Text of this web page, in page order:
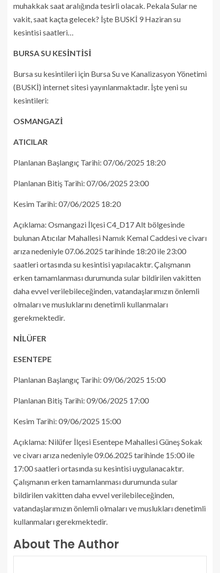
muhakkak saat aralığında tesirli olacak. Pekala Sular ne
vakit, saat kaçta gelecek? İşte BUSKİ 9 Haziran su
kesintisi saatleri…
BURSA SU KESİNTİSİ
Bursa su kesintileri için Bursa Su ve Kanalizasyon Yönetimi
(BUSKİ) internet sitesi yayınlanmaktadır. İşte yeni su
kesintileri:
OSMANGAZİ
ATICILAR
Planlanan Başlangıç Tarihi: 07/06/2025 18:20
Planlanan Bitiş Tarihi: 07/06/2025 23:00
Kesim Tarihi: 07/06/2025 18:20
Açıklama: Osmangazi İlçesi C4_D17 Alt bölgesinde
bulunan Atıcılar Mahallesi Namık Kemal Caddesi ve civarı
arıza nedeniyle 07.06.2025 tarihinde 18:20 ile 23:00
saatleri ortasında su kesintisi yapılacaktır. Çalışmanın
erken tamamlanması durumunda sular bildirilen vakitten
daha evvel verilebileceğinden, vatandaşlarımızın önlemli
olmaları ve musluklarını denetimli kullanmaları
gerekmektedir.
NİLÜFER
ESENTEPE
Planlanan Başlangıç Tarihi: 09/06/2025 15:00
Planlanan Bitiş Tarihi: 09/06/2025 17:00
Kesim Tarihi: 09/06/2025 15:00
Açıklama: Nilüfer İlçesi Esentepe Mahallesi Güneş Sokak
ve civarı arıza nedeniyle 09.06.2025 tarihinde 15:00 ile
17:00 saatleri ortasında su kesintisi uygulanacaktır.
Çalışmanın erken tamamlanması durumunda sular
bildirilen vakitten daha evvel verilebileceğinden,
vatandaşlarımızın önlemli olmaları ve muslukları denetimli
kullanmaları gerekmektedir.
About The Author